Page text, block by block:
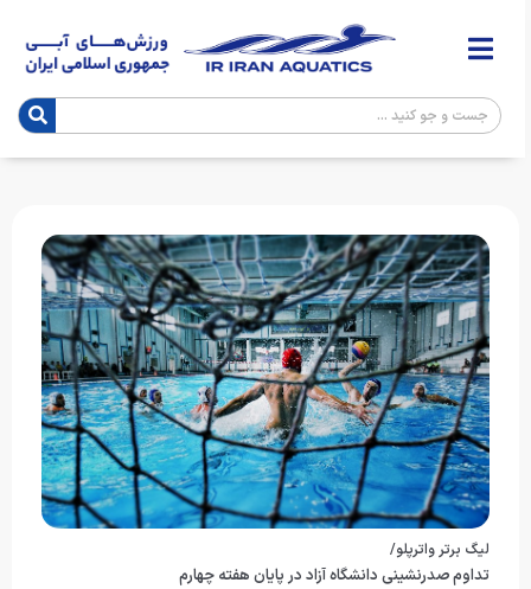
لیگ برتر واترپلو/
تداوم صدرنشینی دانشگاه آزاد در پایان هفته چهارم